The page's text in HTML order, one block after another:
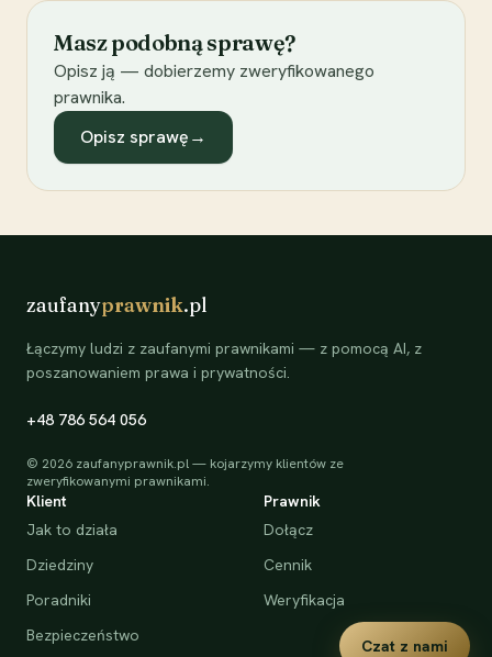
Masz podobną sprawę?
Opisz ją — dobierzemy zweryfikowanego
prawnika.
Opisz sprawę→
zaufanyprawnik.pl
Łączymy ludzi z zaufanymi prawnikami — z pomocą AI, z
poszanowaniem prawa i prywatności.
+48 786 564 056
© 2026 zaufanyprawnik.pl — kojarzymy klientów ze
zweryfikowanymi prawnikami.
Klient
Jak to działa
Dziedziny
Poradniki
Bezpieczeństwo
Prawnik
Dołącz
Cennik
Weryfikacja
Czat z nami